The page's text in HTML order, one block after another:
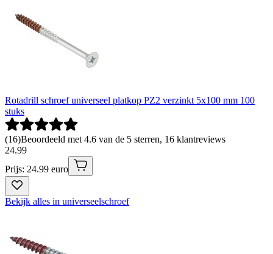
Rotadrill schroef universeel platkop PZ2 verzinkt 5x100 mm 100
stuks
(16)Beoordeeld met 4.6 van de 5 sterren, 16 klantreviews
24.99
Prijs: 24.99 euro
Bekijk alles in universeelschroef